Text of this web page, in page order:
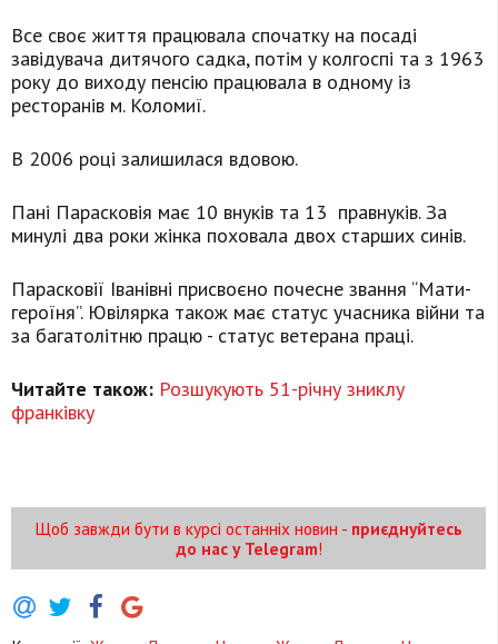
Все своє життя працювала спочатку на посаді
завідувача дитячого садка, потім у колгоспі та з 1963
року до виходу пенсію працювала в одному із
ресторанів м. Коломиї.
В 2006 році залишилася вдовою.
Пані Парасковія має 10 внуків та 13 правнуків. За
минулі два роки жінка поховала двох старших синів.
Парасковії Іванівні присвоєно почесне звання “Мати-
героїня”. Ювілярка також має статус учасника війни та
за багатолітню працю - статус ветерана праці.
Читайте також: Розшукують 51-річну зниклу
франківку
Щоб завжди бути в курсі останніх новин - приєднуйтесь
до нас у Telegram!